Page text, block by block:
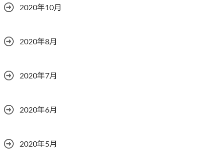
2020年10月
2020年8月
2020年7月
2020年6月
2020年5月